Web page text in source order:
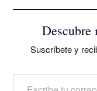
Descubre
Suscríbete y
Escribe tu correo electrónico…